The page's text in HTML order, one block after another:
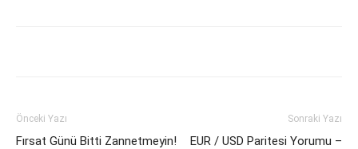
Önceki Yazı
Fırsat Günü Bitti Zannetmeyin!
Sonraki Yazı
EUR / USD Paritesi Yorumu –